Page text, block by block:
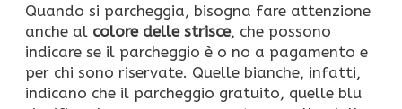
Quando si parcheggia, bisogna fare attenzione
anche al colore delle strisce, che possono
indicare se il parcheggio è o no a pagamento e
per chi sono riservate. Quelle bianche, infatti,
indicano che il parcheggio gratuito, quelle blu